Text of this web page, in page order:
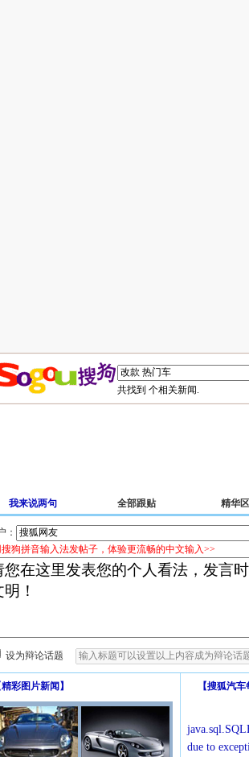
共找到 个相关新闻.
我来说两句 全部跟贴 精华区
：
狗拼音输入法发帖子，体验更流畅的中文输入>>
设为辩论话题
精彩图片新闻 】 【搜狐汽车
due to